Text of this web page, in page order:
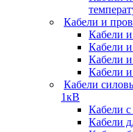
Кабели и
Кабели
Кабели
Кабели
Кабели и
Кабели
1кВ
Кабели
Кабели